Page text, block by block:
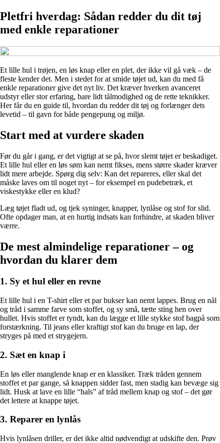
Pletfri hverdag: Sådan redder du dit tøj
med enkle reparationer
Et lille hul i trøjen, en løs knap eller en plet, der ikke vil gå væk – de
fleste kender det. Men i stedet for at smide tøjet ud, kan du med få
enkle reparationer give det nyt liv. Det kræver hverken avanceret
udstyr eller stor erfaring, bare lidt tålmodighed og de rette teknikker.
Her får du en guide til, hvordan du redder dit tøj og forlænger dets
levetid – til gavn for både pengepung og miljø.
Start med at vurdere skaden
Før du går i gang, er det vigtigt at se på, hvor slemt tøjet er beskadiget.
Et lille hul eller en løs søm kan nemt fikses, mens større skader kræver
lidt mere arbejde. Spørg dig selv: Kan det repareres, eller skal det
måske laves om til noget nyt – for eksempel en pudebetræk, et
viskestykke eller en klud?
Læg tøjet fladt ud, og tjek syninger, knapper, lynlåse og stof for slid.
Ofte opdager man, at en hurtig indsats kan forhindre, at skaden bliver
værre.
De mest almindelige reparationer – og
hvordan du klarer dem
1. Sy et hul eller en revne
Et lille hul i en T-shirt eller et par bukser kan nemt lappes. Brug en nål
og tråd i samme farve som stoffet, og sy små, tætte sting hen over
hullet. Hvis stoffet er tyndt, kan du lægge et lille stykke stof bagpå som
forstærkning. Til jeans eller kraftigt stof kan du bruge en lap, der
stryges på med et strygejern.
2. Sæt en knap i
En løs eller manglende knap er en klassiker. Træk tråden gennem
stoffet et par gange, så knappen sidder fast, men stadig kan bevæge sig
lidt. Husk at lave en lille “hals” af tråd mellem knap og stof – det gør
det lettere at knappe tøjet.
3. Reparer en lynlås
Hvis lynlåsen driller, er det ikke altid nødvendigt at udskifte den. Prøv